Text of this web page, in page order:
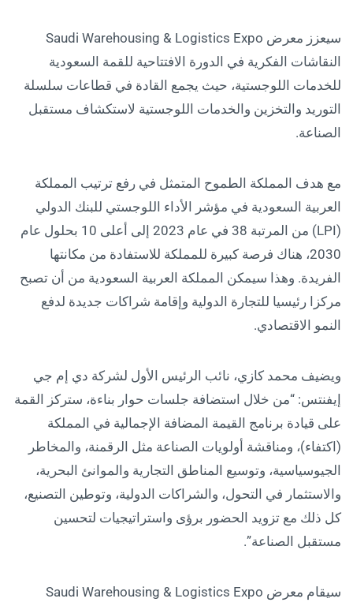
سيعزز معرض Saudi Warehousing & Logistics Expo
النقاشات الفكرية في الدورة الافتتاحية للقمة السعودية
للخدمات اللوجستية، حيث يجمع القادة في قطاعات سلسلة
التوريد والتخزين والخدمات اللوجستية لاستكشاف مستقبل
الصناعة.
مع هدف المملكة الطموح المتمثل في رفع ترتيب المملكة
العربية السعودية في مؤشر الأداء اللوجستي للبنك الدولي
(LPI) من المرتبة 38 في عام 2023 إلى أعلى 10 بحلول عام
2030، هناك فرصة كبيرة للمملكة للاستفادة من مكانتها
الفريدة. وهذا سيمكن المملكة العربية السعودية من أن تصبح
مركزا رئيسيا للتجارة الدولية وإقامة شراكات جديدة لدفع
النمو الاقتصادي.
ويضيف محمد كازي، نائب الرئيس الأول لشركة دي إم جي
إيفنتس: “من خلال استضافة جلسات حوار بناءة، ستركز القمة
على قيادة برنامج القيمة المضافة الإجمالية في المملكة
(اكتفاء)، ومناقشة أولويات الصناعة مثل الرقمنة، والمخاطر
الجيوسياسية، وتوسيع المناطق التجارية والموانئ البحرية،
والاستثمار في التحول، والشراكات الدولية، وتوطين التصنيع،
كل ذلك مع تزويد الحضور برؤى واستراتيجيات لتحسين
مستقبل الصناعة”.
سيقام معرض Saudi Warehousing & Logistics Expo